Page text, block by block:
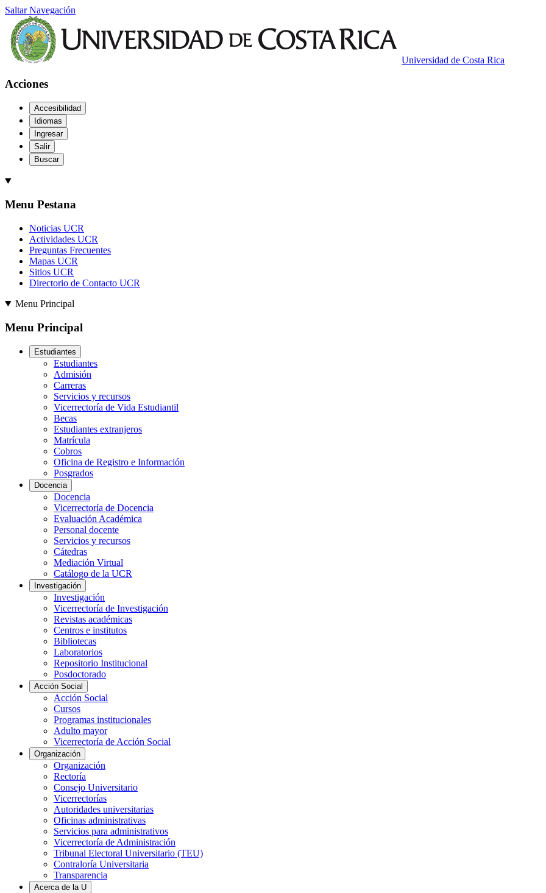
Saltar Navegación
Universidad de Costa Rica
Acciones
Accesibilidad
Idiomas
Ingresar
Salir
Buscar
Menu Pestana
Noticias UCR
Actividades UCR
Preguntas Frecuentes
Mapas UCR
Sitios UCR
Directorio de Contacto UCR
Menu Principal
Menu Principal
Estudiantes
Estudiantes
Admisión
Carreras
Servicios y recursos
Vicerrectoría de Vida Estudiantil
Becas
Estudiantes extranjeros
Matrícula
Cobros
Oficina de Registro e Información
Posgrados
Docencia
Docencia
Vicerrectoría de Docencia
Evaluación Académica
Personal docente
Servicios y recursos
Cátedras
Mediación Virtual
Catálogo de la UCR
Investigación
Investigación
Vicerrectoría de Investigación
Revistas académicas
Centros e institutos
Bibliotecas
Laboratorios
Repositorio Institucional
Posdoctorado
Acción Social
Acción Social
Cursos
Programas institucionales
Adulto mayor
Vicerrectoría de Acción Social
Organización
Organización
Rectoría
Consejo Universitario
Vicerrectorías
Autoridades universitarias
Oficinas administrativas
Servicios para administrativos
Vicerrectoría de Administración
Tribunal Electoral Universitario (TEU)
Contraloría Universitaria
Transparencia
Acerca de la U